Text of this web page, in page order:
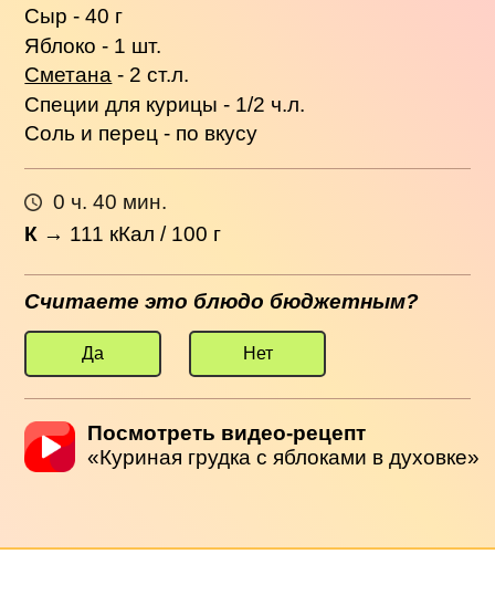
Сыр - 40 г
Яблоко - 1 шт.
Сметана - 2 ст.л.
Специи для курицы - 1/2 ч.л.
Соль и перец - по вкусу
0 ч. 40 мин.
К → 111 кКал / 100 г
Считаете это блюдо бюджетным?
Да Нет
Посмотреть видео-рецепт
«Куриная грудка с яблоками в духовке»